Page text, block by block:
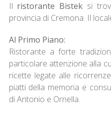
Il ristorante Bisteksi
provincia di Cremona. Il
Al Primo Piano:
Ristorante a forte
particolare attenzione alla
ricette legate alle
piatti della memoria e
di Antonio e Ornella.